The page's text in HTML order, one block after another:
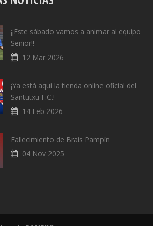
¡¡Este sábado vamos a animar al equipo
Senior!!
12 Mar 2026
¡Ya está aquí la tienda online oficial del
Santutxu F.C.!
14 Feb 2026
Fallecimiento de Brais Pampín
04 Nov 2025